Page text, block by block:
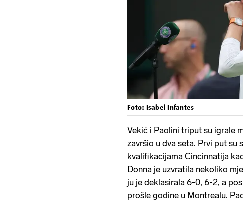
Foto: Isabel Infantes
Vekić i Paolini triput su igrale
završio u dva seta. Prvi put su
kvalifikacijama Cincinnatija
Donna je uzvratila nekoliko
ju je deklasirala 6-0, 6-2, a
prošle godine u Montrealu.